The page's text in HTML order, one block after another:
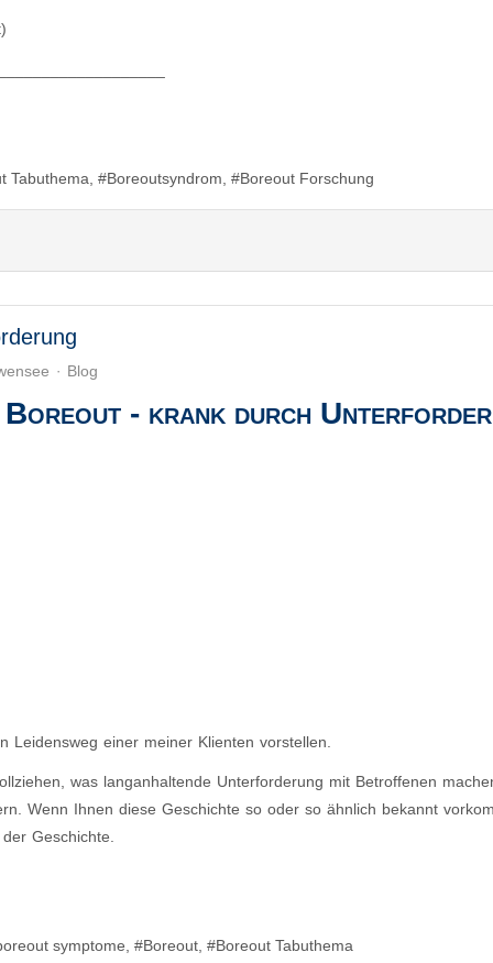
Tabuthema Boreoutsyndrom Boreout Forschung
Blog
​Boreout - krank durch
einer meiner Klienten vorstellen.
was langanhaltende Unterforderung mit Betroffenen
Wenn Ihnen diese Geschichte so oder so ähnlich bekannt
Geschichte.
symptome Boreout Boreout Tabuthema